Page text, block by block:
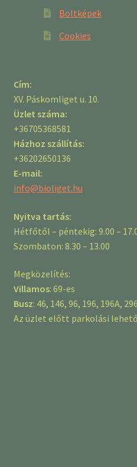
Boltképek
Cookies
Cím:
XV. Páskomliget u. 10.
Üzlet száma:
+36705368581
Házhoz szállítás:
+36202650136
E-mail:
info@bioliget.hu
Nyitva tartás:
Hétfőtől – péntekig: 9.00 –
Szombaton: 8.30 – 13.00
Megközelítés:
Villamos: 69-es
Busz: 46, 146, 96, 196, 196A,
Az üzlet előtt parkolási